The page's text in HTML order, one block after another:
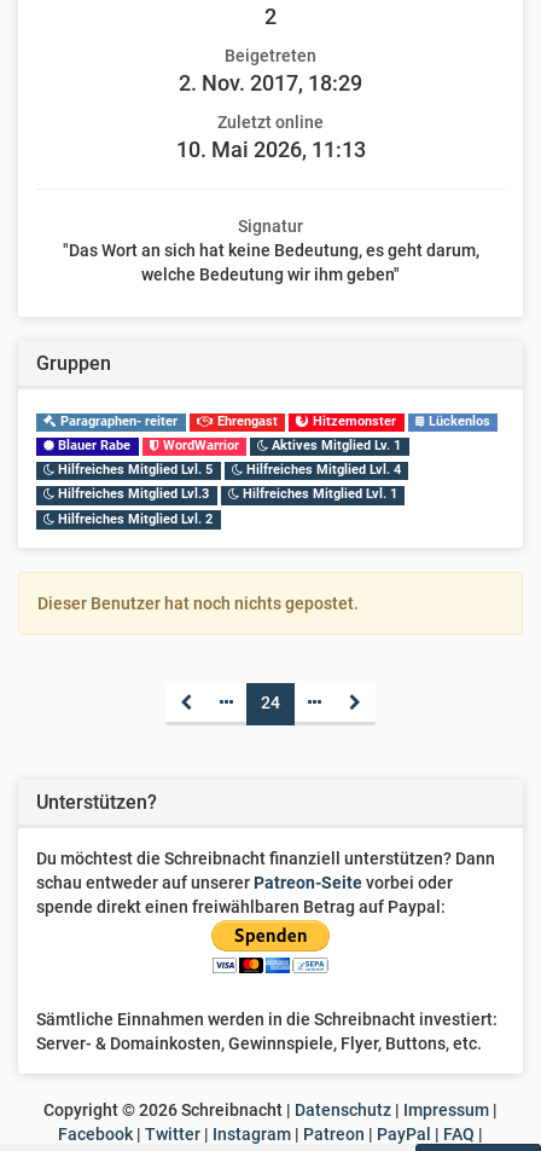
2
Beigetreten
2. Nov. 2017, 18:29
Zuletzt online
10. Mai 2026, 11:13
Signatur
"Das Wort an sich hat keine Bedeutung, es geht darum,
welche Bedeutung wir ihm geben"
Gruppen
Paragraphen- reiter Ehrengast Hitzemonster
Lückenlos
Blauer Rabe
WordWarrior
Aktives Mitglied Lv. 1
Hilfreiches Mitglied Lvl. 5
Hilfreiches Mitglied Lvl. 4
Hilfreiches Mitglied Lvl.3
Hilfreiches Mitglied Lvl. 1
Hilfreiches Mitglied Lvl. 2
Dieser Benutzer hat noch nichts gepostet.
24
Unterstützen?
Du möchtest die Schreibnacht finanziell unterstützen? Dann
schau entweder auf unsererPatreon-Seitevorbei oder
spende direkt einen freiwählbaren Betrag auf Paypal:
Sämtliche Einnahmen werden in die Schreibnacht investiert:
Server- & Domainkosten, Gewinnspiele, Flyer, Buttons, etc.
Copyright ©2026Schreibnacht | Datenschutz | Impressum |
Facebook | Twitter | Instagram | Patreon | PayPal | FAQ |